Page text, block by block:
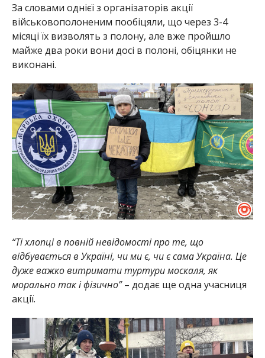
За словами однієї з організаторів акції
військовополоненим пообіцяли, що через 3-4
місяці їх визволять з полону, але вже пройшло
майже два роки вони досі в полоні, обіцянки не
виконані.
“Ті хлопці в повній невідомості про те, що
відбувається в Україні, чи ми є, чи є сама Україна. Це
дуже важко витримати туртури москаля, як
морально так і фізично”– додає ще одна учасниця
акції.